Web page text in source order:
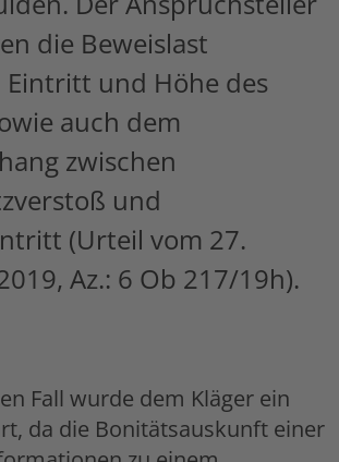
die Beweislast
und Höhe des
auch dem
zwischen
und
(Urteil vom 27.
Az.: 6 Ob 217/19h).
Fall wurde dem Kläger ein
da die Bonitätsauskunft einer